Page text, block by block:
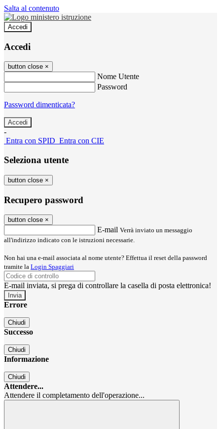
Salta al contenuto
Accedi
Accedi
button close ×
Nome Utente
Password
Password dimenticata?
-
Entra con SPID Entra con CIE
Seleziona utente
button close ×
Recupero password
button close ×
E-mail Verrà inviato un messaggio
all'indirizzo indicato con le istruzioni necessarie.
Non hai una e-mail associata al nome utente? Effettua il reset della password
tramite la Login Spaggiari
E-mail inviata, si prega di controllare la casella di posta elettronica!
Errore
Chiudi
Successo
Chiudi
Informazione
Chiudi
Attendere...
Attendere il completamento dell'operazione...